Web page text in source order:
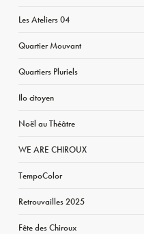
Les Ateliers 04
Quartier Mouvant
Quartiers Pluriels
Ilo citoyen
Noël au Théâtre
WE ARE CHIROUX
TempoColor
Retrouvailles 2025
Fête des Chiroux